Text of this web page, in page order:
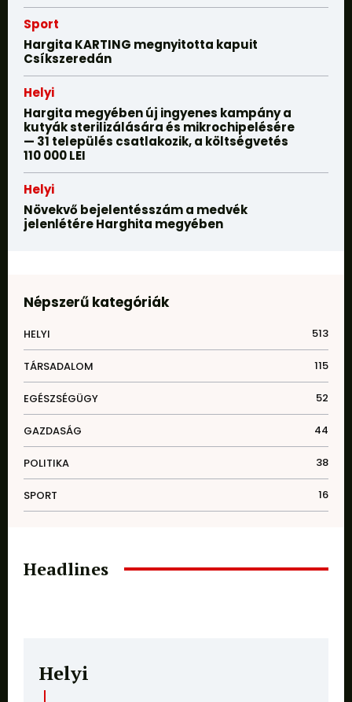
Sport
Hargita KARTING megnyitotta kapuit
Csíkszeredán
Helyi
Hargita megyében új ingyenes kampány a
kutyák sterilizálására és mikrochipelésére
— 31 település csatlakozik, a költségvetés
110 000 LEI
Helyi
Növekvő bejelentésszám a medvék
jelenlétére Harghita megyében
Népszerű kategóriák
HELYI 513
TÁRSADALOM 115
EGÉSZSÉGÜGY 52
GAZDASÁG 44
POLITIKA 38
SPORT 16
Headlines
Helyi